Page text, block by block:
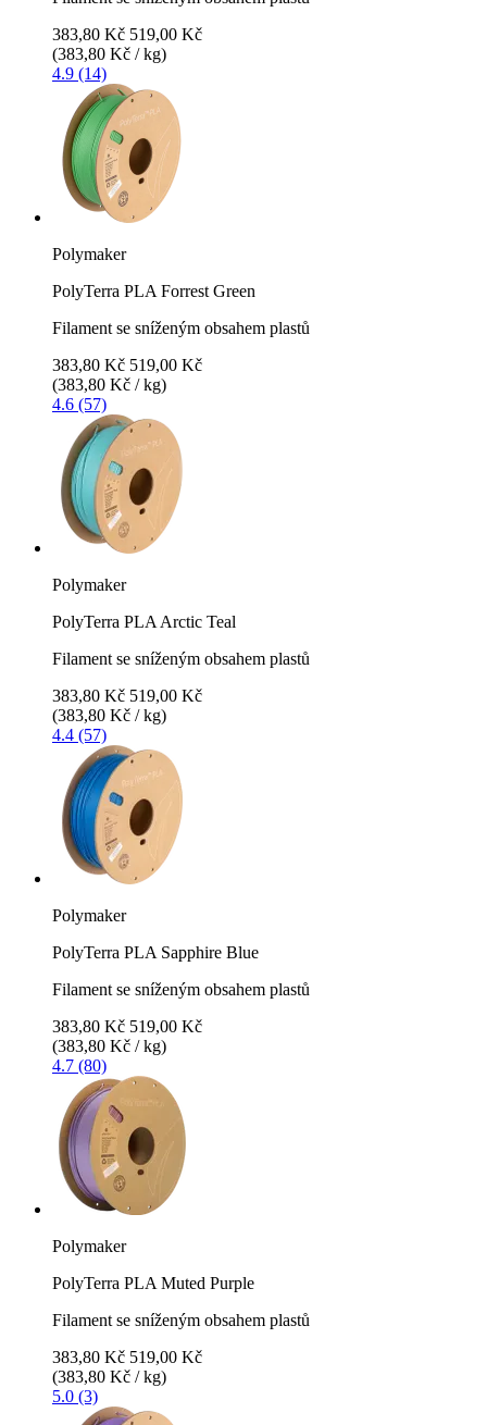
383,80 Kč 519,00 Kč
(383,80 Kč / kg)
4.9 (14)
Polymaker
PolyTerra PLA Forrest Green
Filament se sníženým obsahem plastů
383,80 Kč 519,00 Kč
(383,80 Kč / kg)
4.6 (57)
Polymaker
PolyTerra PLA Arctic Teal
Filament se sníženým obsahem plastů
383,80 Kč 519,00 Kč
(383,80 Kč / kg)
4.4 (57)
Polymaker
PolyTerra PLA Sapphire Blue
Filament se sníženým obsahem plastů
383,80 Kč 519,00 Kč
(383,80 Kč / kg)
4.7 (80)
Polymaker
PolyTerra PLA Muted Purple
Filament se sníženým obsahem plastů
383,80 Kč 519,00 Kč
(383,80 Kč / kg)
5.0 (3)